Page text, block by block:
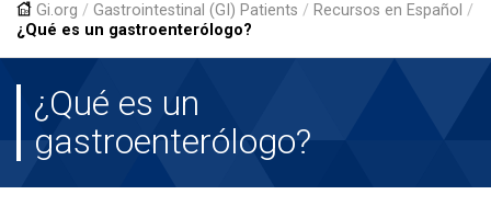
Gi.org /Gastrointestinal (GI) Patients / Recursos en Español /
¿Qué es un gastroenterólogo?
¿Qué es un
gastroenterólogo?